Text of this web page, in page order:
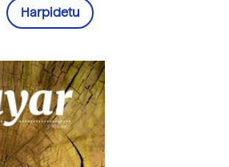
Harpidetu